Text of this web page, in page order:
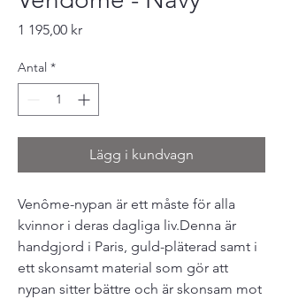
1 195,00 krPris
Antal *
Lägg i kundvagn
Venôme-nypan är ett måste för alla
kvinnor i deras dagliga liv.Denna är
handgjord i Paris, guld-pläterad samt i
ett skonsamt material som gör att
nypan sitter bättre och är skonsam mot